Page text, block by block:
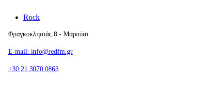
Rock
Φραγκοκλησιάς 8 - Μαρούσι
E-mail: info@redfm.gr
+30 21 3070 0863